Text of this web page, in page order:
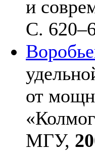
и
С. 6
от
МГУ,